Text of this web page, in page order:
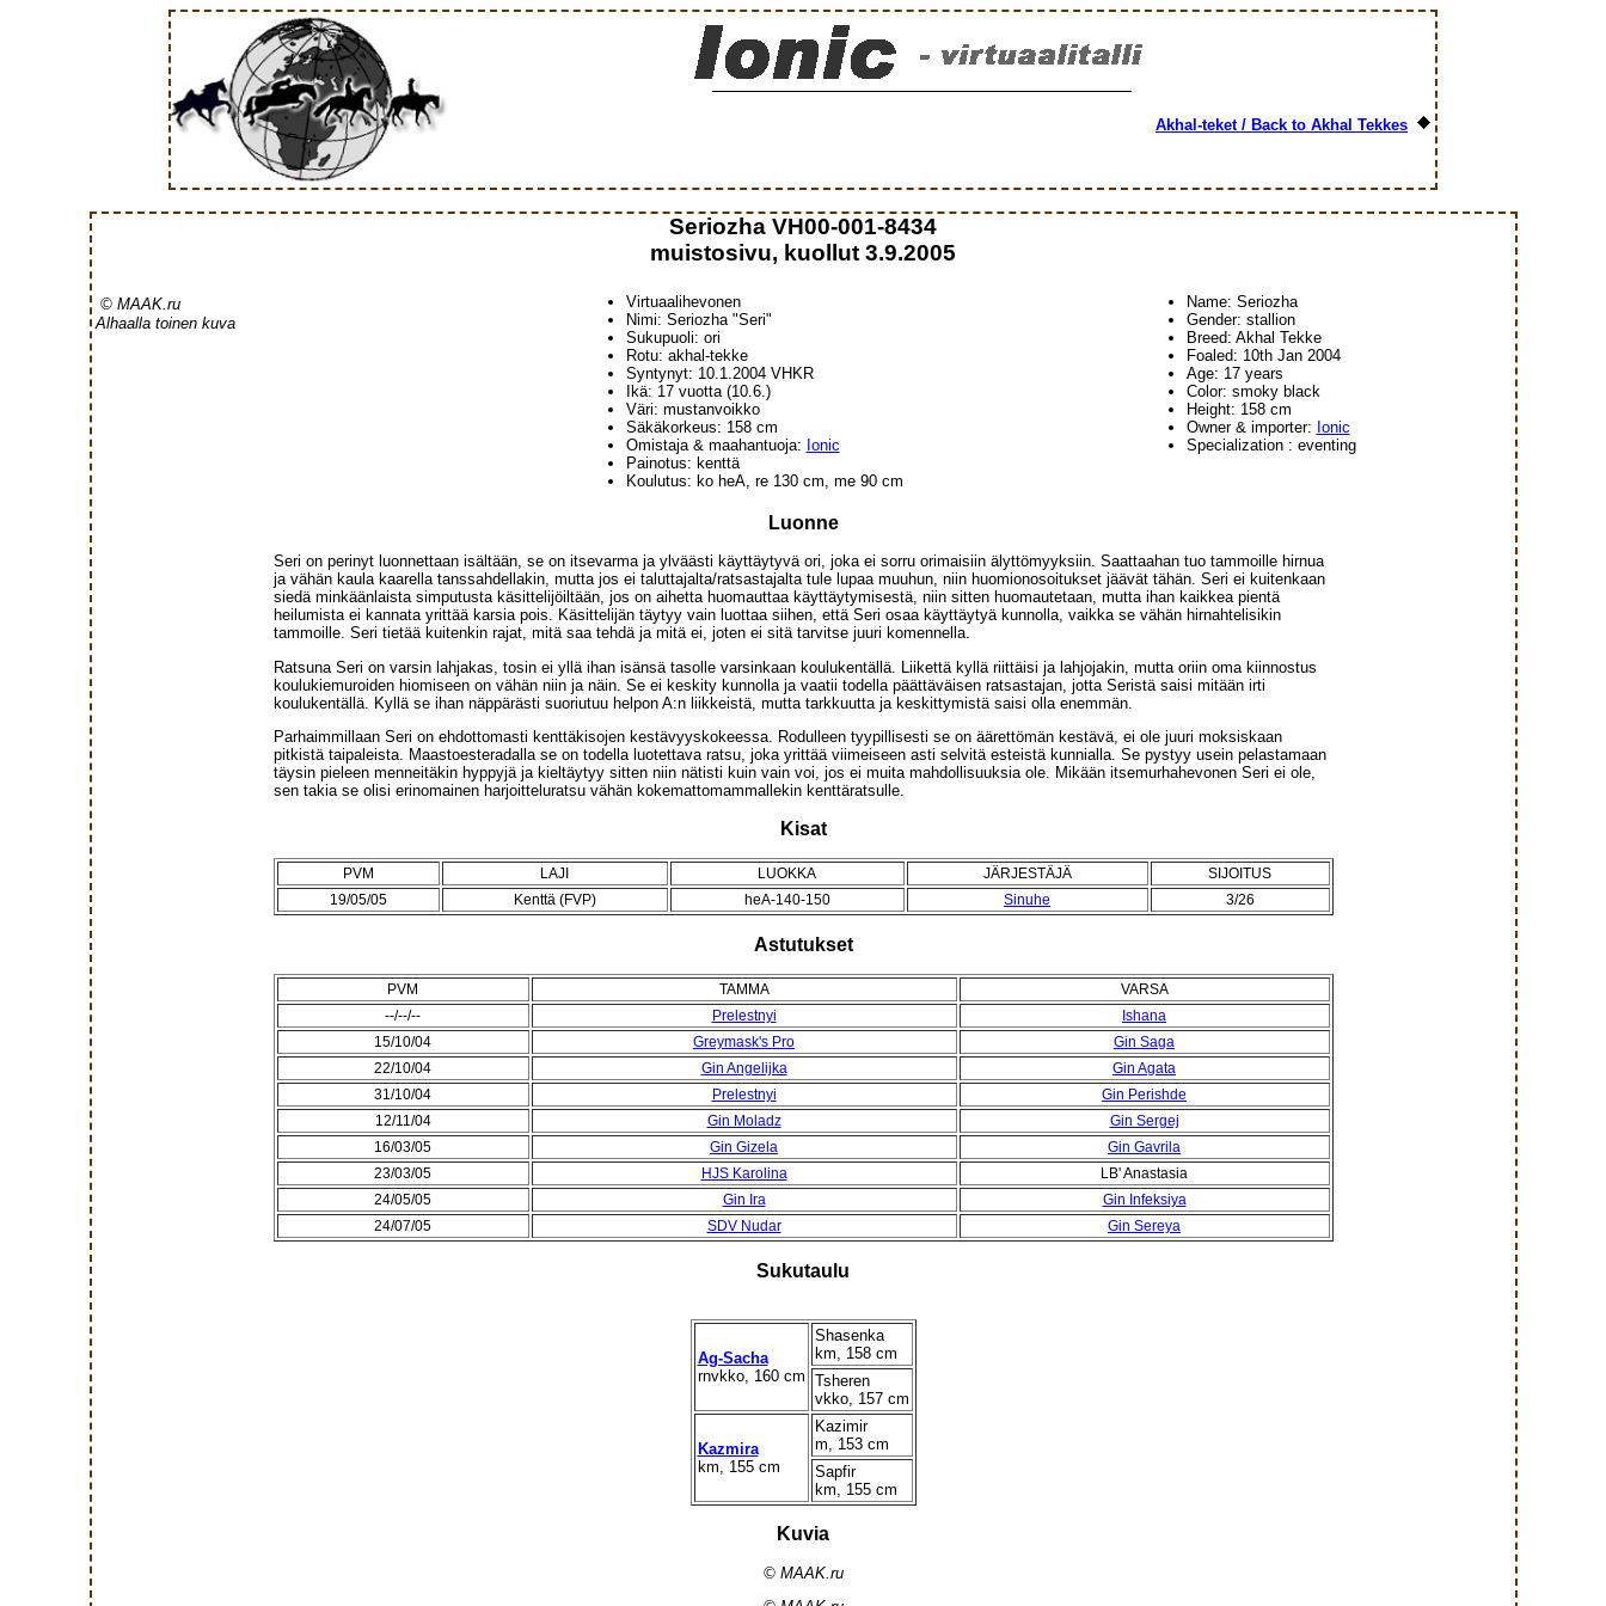
Akhal-teket / Back to Akhal Tekkes
Seriozha VH00-001-8434
muistosivu, kuollut 3.9.2005
© MAAK.ru
Alhaalla toinen kuva
Virtuaalihevonen
Nimi: Seriozha "Seri"
Sukupuoli: ori
Rotu: akhal-tekke
Syntynyt: 10.1.2004 VHKR
Ikä: 17 vuotta (10.6.)
Väri: mustanvoikko
Säkäkorkeus: 158 cm
Omistaja & maahantuoja: Ionic
Painotus: kenttä
Koulutus: ko heA, re 130 cm, me 90 cm
Name: Seriozha
Gender: stallion
Breed: Akhal Tekke
Foaled: 10th Jan 2004
Age: 17 years
Color: smoky black
Height: 158 cm
Owner & importer: Ionic
Specialization : eventing
Luonne
Seri on perinyt luonnettaan isältään, se on itsevarma ja ylväästi käyttäytyvä ori, joka ei sorru orimaisiin älyttömyyksiin. Saattaahan tuo tammoille hirnua
ja vähän kaula kaarella tanssahdellakin, mutta jos ei taluttajalta/ratsastajalta tule lupaa muuhun, niin huomionosoitukset jäävät tähän. Seri ei kuitenkaan
siedä minkäänlaista simputusta käsittelijöiltään, jos on aihetta huomauttaa käyttäytymisestä, niin sitten huomautetaan, mutta ihan kaikkea pientä
heilumista ei kannata yrittää karsia pois. Käsittelijän täytyy vain luottaa siihen, että Seri osaa käyttäytyä kunnolla, vaikka se vähän hirnahtelisikin
tammoille. Seri tietää kuitenkin rajat, mitä saa tehdä ja mitä ei, joten ei sitä tarvitse juuri komennella.
Ratsuna Seri on varsin lahjakas, tosin ei yllä ihan isänsä tasolle varsinkaan koulukentällä. Liikettä kyllä riittäisi ja lahjojakin, mutta oriin oma kiinnostus
koulukiemuroiden hiomiseen on vähän niin ja näin. Se ei keskity kunnolla ja vaatii todella päättäväisen ratsastajan, jotta Seristä saisi mitään irti
koulukentällä. Kyllä se ihan näppärästi suoriutuu helpon A:n liikkeistä, mutta tarkkuutta ja keskittymistä saisi olla enemmän.
Parhaimmillaan Seri on ehdottomasti kenttäkisojen kestävyyskokeessa. Rodulleen tyypillisesti se on äärettömän kestävä, ei ole juuri moksiskaan
pitkistä taipaleista. Maastoesteradalla se on todella luotettava ratsu, joka yrittää viimeiseen asti selvitä esteistä kunnialla. Se pystyy usein pelastamaan
täysin pieleen menneitäkin hyppyjä ja kieltäytyy sitten niin nätisti kuin vain voi, jos ei muita mahdollisuuksia ole. Mikään itsemurhahevonen Seri ei ole,
sen takia se olisi erinomainen harjoitteluratsu vähän kokemattomammallekin kenttäratsulle.
Kisat
PVM LAJI LUOKKA JÄRJESTÄJÄ
SIJOITUS
19/05/05
Kenttä (FVP) heA-140-150 Sinuhe 3/26
Astutukset
PVM TAMMA
VARSA
--/--/--
Prelestnyi
Ishana
15/10/04
Greymask's Pro
Gin Saga
22/10/04
Gin Angelijka
Gin Agata
31/10/04
Prelestnyi
Gin Perishde
12/11/04
Gin Moladz
Gin Sergej
16/03/05
Gin Gizela
Gin Gavrila
23/03/05
HJS Karolina
LB' Anastasia
24/05/05
Gin Ira
Gin Infeksiya
24/07/05
SDV Nudar Gin Sereya
Sukutaulu
Ag-Sacha
rnvkko, 160 cm
Shasenka
km, 158 cm
Tsheren
vkko, 157 cm
Kazmira
km, 155 cm
Kazimir
m, 153 cm
Sapfir
km, 155 cm
Kuvia
© MAAK.ru